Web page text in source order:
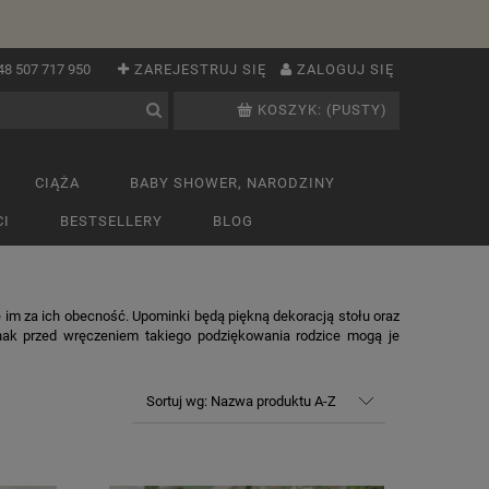
ZAREJESTRUJ SIĘ ZALOGUJ SIĘ
507 717 950
KOSZYK: (PUSTY)
CIĄŻA BABY SHOWER, NARODZINY
BESTSELLERY BLOG
za ich obecność. Upominki będą piękną dekoracją stołu oraz
przed wręczeniem takiego podziękowania rodzice mogą je
Sortuj wg: Nazwa produktu A-Z